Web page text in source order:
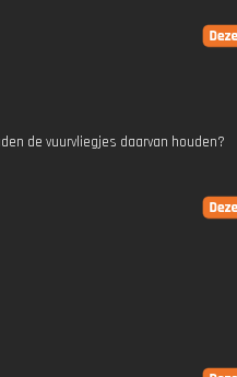
de vuurvliegjes daarvan houden?